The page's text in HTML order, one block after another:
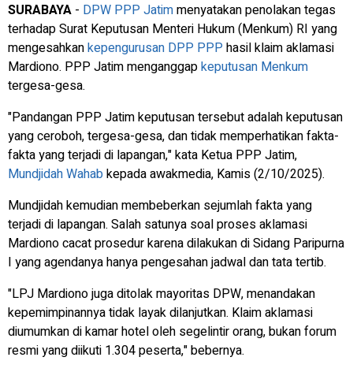
SURABAYA - DPW PPP Jatimmenyatakan penolakan tegas
terhadap Surat Keputusan Menteri Hukum (Menkum) RI yang
mengesahkankepengurusan DPP PPP hasil klaim aklamasi
Mardiono. PPP Jatim menganggapkeputusan Menkum
tergesa-gesa.
"Pandangan PPP Jatim keputusan tersebut adalah keputusan
yang ceroboh, tergesa-gesa, dan tidak memperhatikan fakta-
fakta yang terjadi di lapangan," kata Ketua PPP Jatim,
Mundjidah Wahabkepada awakmedia, Kamis (2/10/2025).
Mundjidah kemudian membeberkan sejumlah fakta yang
terjadi di lapangan. Salah satunya soal proses aklamasi
Mardiono cacat prosedur karena dilakukan di Sidang Paripurna
I yang agendanya hanya pengesahan jadwal dan tata tertib.
"LPJ Mardiono juga ditolak mayoritas DPW, menandakan
kepemimpinannya tidak layak dilanjutkan. Klaim aklamasi
diumumkan di kamar hotel oleh segelintir orang, bukan forum
resmi yang diikuti 1.304 peserta," bebernya.